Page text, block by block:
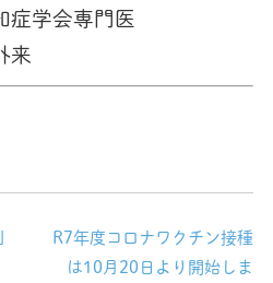
症学会専門医
来
R7年度コロナワクチン接種
は10月20日より開始しま